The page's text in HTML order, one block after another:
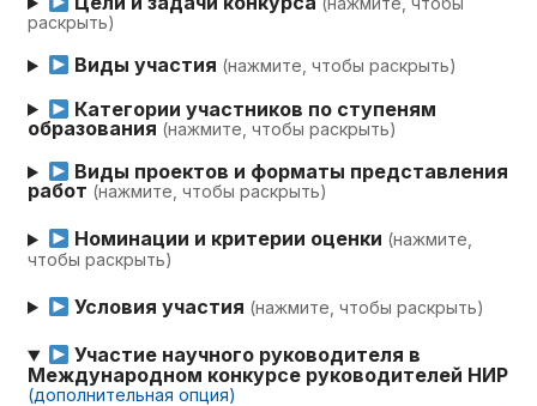
раскрыть)
Виды участия (нажмите, чтобы раскрыть)
Категории участников по ступеням
образования (нажмите, чтобы раскрыть)
Виды проектов и форматы представления
работ (нажмите, чтобы раскрыть)
Номинации и критерии оценки (нажмите,
чтобы раскрыть)
Условия участия (нажмите, чтобы раскрыть)
Участие научного руководителя в
Международном конкурсе руководителей НИР
(дополнительная опция)